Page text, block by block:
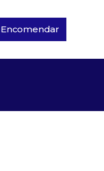
Encomendar